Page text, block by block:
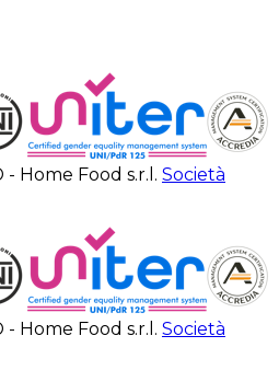
Home Food s.r.l. Società
Home Food s.r.l. Società